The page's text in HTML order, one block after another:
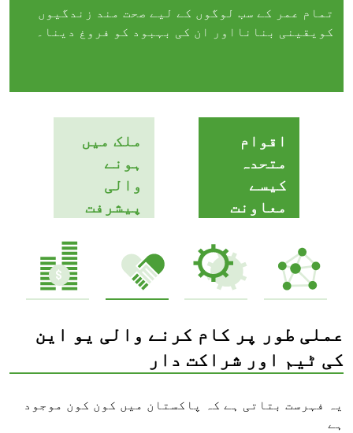
تمام عمر کے سب لوگوں کے لیے صحت مند زندگیوں
کویقینی بنانااور ان کی بہبود کو فروغ دینا۔
اقوام
متحدہ
کیسے
معاونت
ملک میں
ہونے
والی
پیشرفت
عملی طور پر کام کرنے والی یو این
کی ٹیم اور شراکت دار
یہ فہرست بتاتی ہے کہ پاکستان میں کون کون موجود
ہے